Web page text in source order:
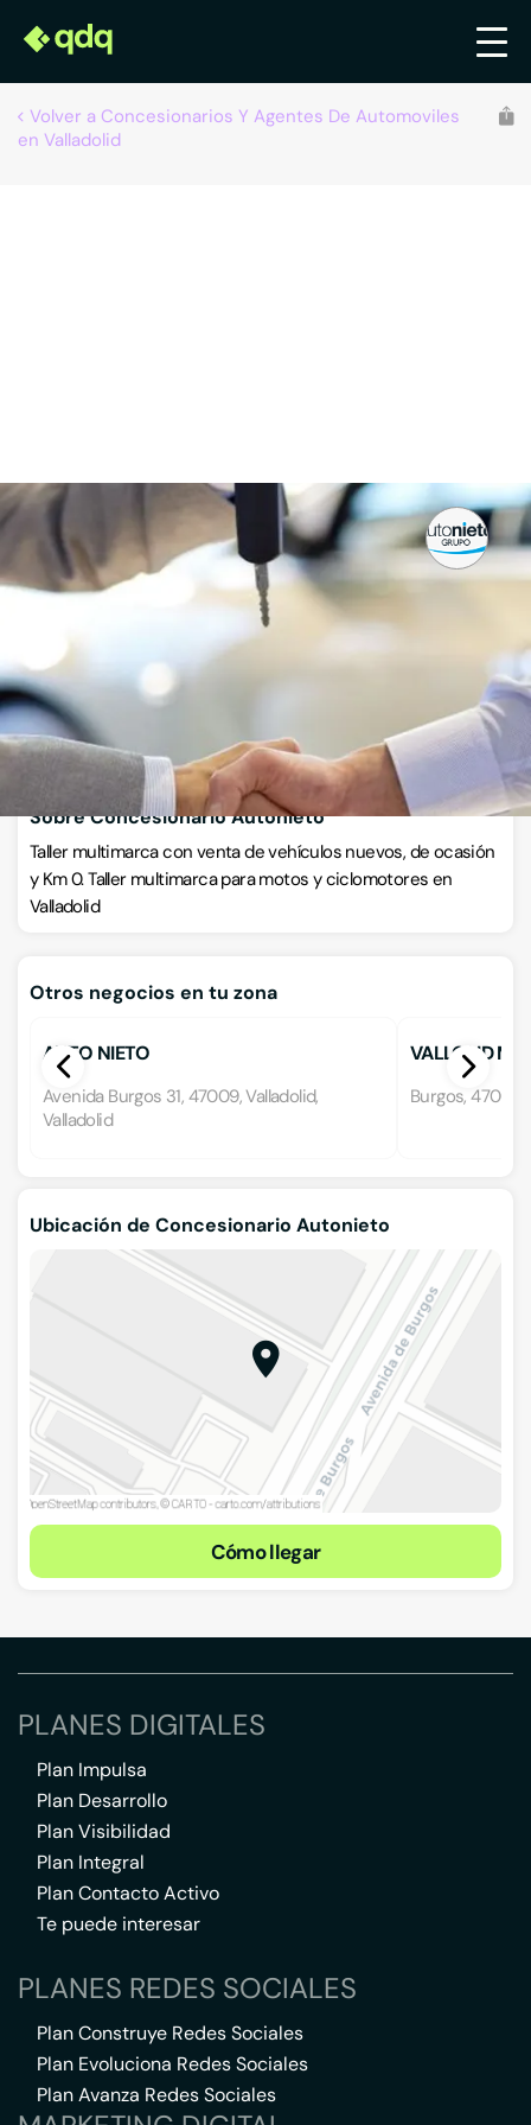
Volver a Concesionarios Y Agentes De Automoviles
en Valladolid
Concesionario Autonieto
Concesionarios de coches
Avenida de Burgos 27, 47009, Valladolid, Valladolid
Sobre Concesionario Autonieto
Taller multimarca con venta de vehículos nuevos, de ocasión
y Km 0. Taller multimarca para motos y ciclomotores en
Valladolid
Otros negocios en tu zona
AUTO NIETO
Avenida Burgos 31, 47009, Valladolid,
Valladolid
VALLOLID
Burgos, 47009,
Ubicación de Concesionario Autonieto
Cómo llegar
PLANES DIGITALES
Plan Impulsa
Plan Desarrollo
Plan Visibilidad
Plan Integral
Plan Contacto Activo
Te puede interesar
PLANES REDES SOCIALES
Plan Construye Redes Sociales
Plan Evoluciona Redes Sociales
Plan Avanza Redes Sociales